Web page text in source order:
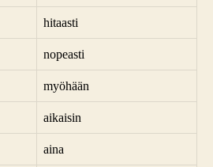
hitaasti
nopeasti
myöhään
aikaisin
aina